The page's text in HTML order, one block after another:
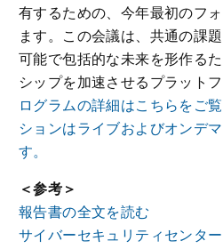
有するための、今年最初のフ
ます。この会議は、共通の課
可能で包括的な未来を形作る
シップを加速させるプラット
ログラムの詳細はこちらをご
ションはライブおよびオンデ
す。
＜参考＞
報告書の全文を読む
サイバーセキュリティセンター